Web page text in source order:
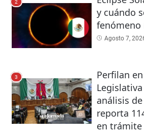
2
y cuándo
fenómeno
Agosto 7,
3
Perfilan
análisis de
reporta
en trámite